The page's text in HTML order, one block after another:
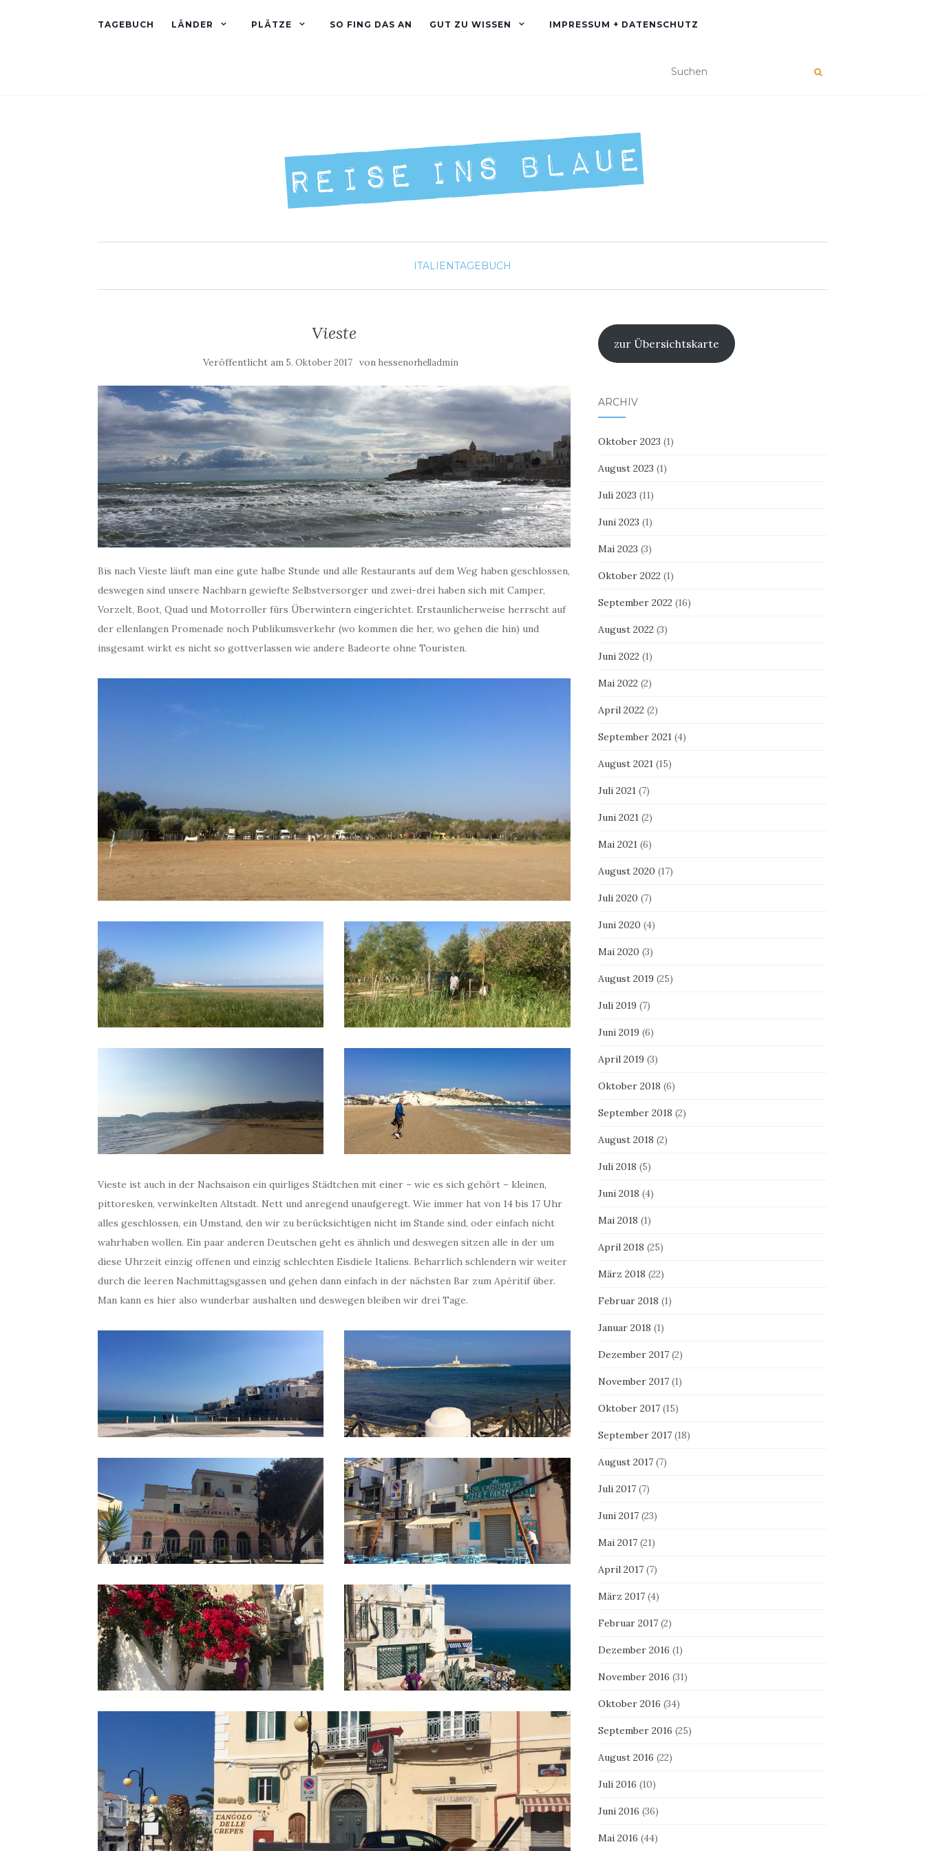
TAGEBUCH LÄNDER PLÄTZE SO FING DAS AN GUT ZU WISSEN IMPRESSUM + DATENSCHUTZ
ITALIENTAGEBUCH
Vieste
Veröffentlicht am 5. Oktober 2017 von hessenorhelladmin
Bis nach Vieste läuft man eine gute halbe Stunde und alle Restaurants auf dem Weg haben geschlossen,
deswegen sind unsere Nachbarn gewiefte Selbstversorger und zwei-drei haben sich mit Camper,
Vorzelt, Boot, Quad und Motorroller fürs Überwintern eingerichtet. Erstaunlicherweise herrscht auf
der ellenlangen Promenade noch Publikumsverkehr (wo kommen die her, wo gehen die hin) und
insgesamt wirkt es nicht so gottverlassen wie andere Badeorte ohne Touristen.
Vieste ist auch in der Nachsaison ein quirliges Städtchen mit einer – wie es sich gehört – kleinen,
pittoresken, verwinkelten Altstadt. Nett und anregend unaufgeregt. Wie immer hat von 14 bis 17 Uhr
alles geschlossen, ein Umstand, den wir zu berücksichtigen nicht im Stande sind, oder einfach nicht
wahrhaben wollen. Ein paar anderen Deutschen geht es ähnlich und deswegen sitzen alle in der um
diese Uhrzeit einzig offenen und einzig schlechten Eisdiele Italiens. Beharrlich schlendern wir weiter
durch die leeren Nachmittagsgassen und gehen dann einfach in der nächsten Bar zum Apéritif über.
Man kann es hier also wunderbar aushalten und deswegen bleiben wir drei Tage.
zur Übersichtskarte
ARCHIV
Oktober 2023 (1)
August 2023 (1)
Juli 2023 (11)
Juni 2023 (1)
Mai 2023 (3)
Oktober 2022(1)
September 2022(16)
August 2022(3)
Juni 2022(1)
Mai 2022(2)
April 2022(2)
September 2021(4)
August 2021(15)
Juli 2021(7)
Juni 2021(2)
Mai 2021(6)
August 2020 (17)
Juli 2020 (7)
Juni 2020 (4)
Mai 2020 (3)
August 2019 (25)
Juli 2019 (7)
Juni 2019 (6)
April 2019 (3)
Oktober 2018 (6)
September 2018 (2)
August 2018 (2)
Juli 2018 (5)
Juni 2018 (4)
Mai 2018 (1)
April 2018 (25)
März 2018 (22)
Februar 2018 (1)
Januar 2018 (1)
Dezember 2017(2)
November 2017(1)
Oktober 2017(15)
September 2017(18)
August 2017(7)
Juli 2017(7)
Juni 2017(23)
Mai 2017(21)
April 2017(7)
März 2017(4)
Februar 2017(2)
Dezember 2016 (1)
November 2016 (31)
Oktober 2016 (34)
September 2016 (25)
August 2016 (22)
Juli 2016 (10)
Juni 2016 (36)
Mai 2016 (44)